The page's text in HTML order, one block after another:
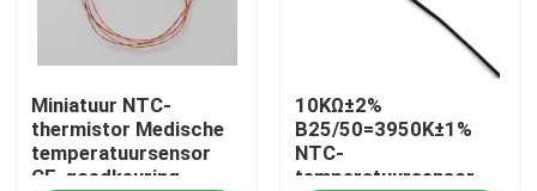
NTC-Thermistorsonde
Epoxythermistor
Thermistor met dunne folie
Miniatuur NTC-
thermistor Medische
temperatuursensor
CE-goedkeuring
10KΩ±2%
B25/50=3950K±1%
NTC-
temperatuursensor